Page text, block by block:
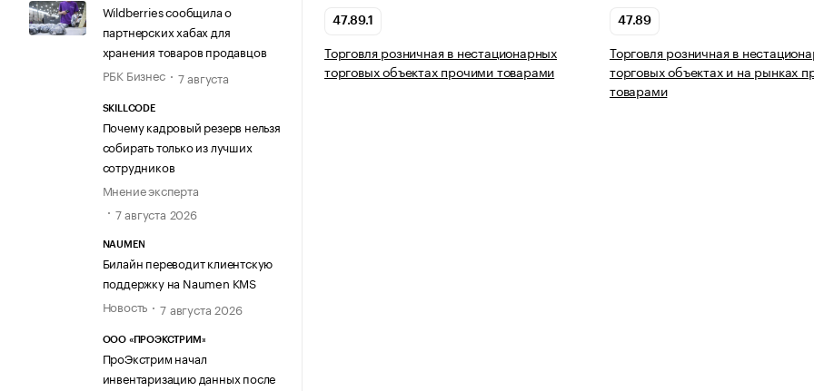
Wildberries сообщила о
партнерских хабах для
хранения товаров продавцов
РБК Бизнес
7 августа
SKILLCODE
Почему кадровый резерв нельзя
собирать только из лучших
сотрудников
Мнение эксперта
7 августа 2026
NAUMEN
Билайн переводит клиентскую
поддержку на Naumen KMS
Новость
7 августа 2026
ООО «ПРОЭКСТРИМ»
ПроЭкстрим начал
инвентаризацию данных после
47.89.1
Торговля розничная в нестационарных
торговых объектах прочими товарами
47.89
Торговля розничная в
торговых объектах и на рынках
товарами